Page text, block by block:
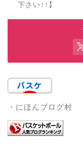
下さい↑↑】
・にほんブログ村